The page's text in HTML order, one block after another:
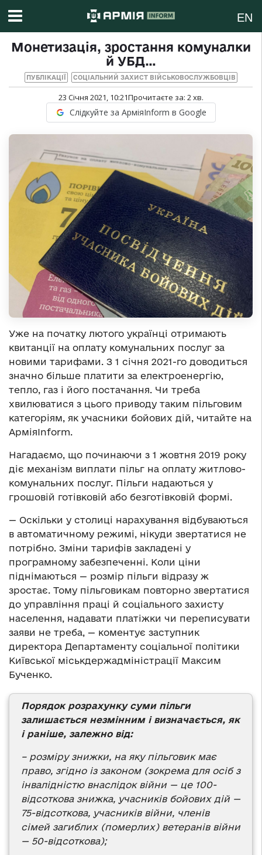
EN
Монетизація, зростання комуналки
й УБД…
ПУБЛІКАЦІЇ СОЦІАЛЬНИЙ ЗАХИСТ ВІЙСЬКОВОСЛУЖБОВЦІВ
23 Січня 2021, 10:21Прочитаєте за: 2хв.
Слідкуйте за АрміяInform в Google
Уже на початку лютого українці отримають
квитанції на оплату комунальних послуг за
новими тарифами. З 1 січня 2021-го доводиться
значно більше платити за електроенергію,
тепло, газ і його постачання. Чи треба
хвилюватися з цього приводу таким пільговим
категоріям, як учасники бойових дій, читайте на
АрміяInform.
Нагадаємо, що починаючи з 1 жовтня 2019 року
діє механізм виплати пільг на оплату житлово-
комунальних послуг. Пільги надаються у
грошовій готівковій або безготівковій формі.
— Оскільки у столиці нарахування відбуваються
в автоматичному режимі, нікуди звертатися не
потрібно. Зміни тарифів закладені у
програмному забезпеченні. Коли ціни
піднімаються — розмір пільги відразу ж
зростає. Тому пільговикам повторно звертатися
до управління праці й соціального захисту
населення, надавати платіжки чи переписувати
заяви не треба, — коментує заступник
директора Департаменту соціальної політики
Київської міськдержадміністрації Максим
Бученко.
Порядок розрахунку суми пільги
залишається незмінним і визначається, як
і раніше, залежно від:
– розміру знижки, на яку пільговик має
право, згідно із законом (зокрема для осіб з
інвалідністю внаслідок війни — це 100-
відсоткова знижка, учасників бойових дій —
75-відсоткова, учасників війни, членів
сімей загиблих (померлих) ветеранів війни
— 50-відсоткова);